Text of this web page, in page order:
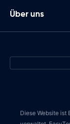
Über uns
Diese Website ist